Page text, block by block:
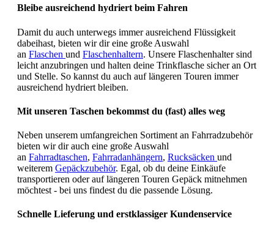
Bleibe ausreichend hydriert beim Fahren
Damit du auch unterwegs immer ausreichend Flüssigkeit
dabeihast, bieten wir dir eine große Auswahl
an Flaschen und Flaschenhaltern. Unsere Flaschenhalter sind
leicht anzubringen und halten deine Trinkflasche sicher an Ort
und Stelle. So kannst du auch auf längeren Touren immer
ausreichend hydriert bleiben.
Mit unseren Taschen bekommst du (fast) alles weg
Neben unserem umfangreichen Sortiment an Fahrradzubehör
bieten wir dir auch eine große Auswahl
an Fahrradtaschen, Fahrradanhängern, Rucksäcken und
weiterem Gepäckzubehör. Egal, ob du deine Einkäufe
transportieren oder auf längeren Touren Gepäck mitnehmen
möchtest - bei uns findest du die passende Lösung.
Schnelle Lieferung und erstklassiger Kundenservice